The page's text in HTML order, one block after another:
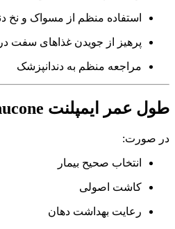
استفاده منظم از مسواک و نخ
پرهیز از جویدن غذاهای سفت
مراجعه منظم به دندانپزشک
طول عمر ایمپلنت Snucone چقدر است؟
در صورت:
انتخاب صحیح بیمار
کاشت اصولی
رعایت بهداشت دهان